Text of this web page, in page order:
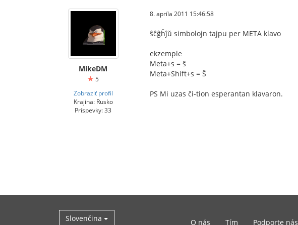
MikeDM
5
Zobraziť profil
Krajina: Rusko
Príspevky: 33
8. apríla 2011 15:46:58
ŝĉĝĥĵŭ simbolojn tajpu per META klavo
ekzemple
Meta+s = ŝ
Meta+Shift+s = Ŝ
PS Mi uzas ĉi-tion esperantan klavaron.
Slovenčina O nás Tím Podporte nás